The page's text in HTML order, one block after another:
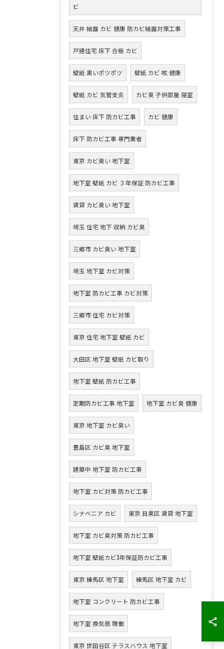
ビ
天井 結露 カビ 健康 防カビ結露対策工事
戸建住宅 床下 合板 カビ
壁紙 黒いポツポツ 壁紙 カビ 咳 健康
壁紙 カビ 気管支炎 カビ臭 子供部屋 寝室
住まい 床下 防カビ工事 カビ 健康
床下 防カビ工事 専門業者
東京 カビ臭い 地下室
地下室 壁紙 カビ ３年保証 防カビ工事
賃貸 カビ臭い 地下室
埼玉 住宅 地下 収納 カビ臭
三郷市 カビ臭い 地下室
埼玉 地下室 カビ対策
地下室 防カビ工事 カビ対策
三郷市 住宅 カビ対策
東京 住宅 地下室 壁紙 カビ
大田区 地下室 壁紙 カビ取り
地下室 壁紙 防カビ工事
定期防カビ工事 地下室 地下室 カビ臭 健康
東京 地下室 カビ臭い
豊島区 カビ臭 地下室
建築中 地下室 防カビ工事
地下室 カビ対策 防カビ工事
シナベニア カビ 東京 目黒区 賃貸 地下室
地下室 カビ臭対策 防カビ工事
地下室 壁紙カビ3年保証防カビ工事
東京 練馬区 地下室 練馬区 地下室 カビ
地下室 コンクリート 防カビ工事
地下室 換気扇 稼働
東京 世田谷区 テラスハウス 地下室